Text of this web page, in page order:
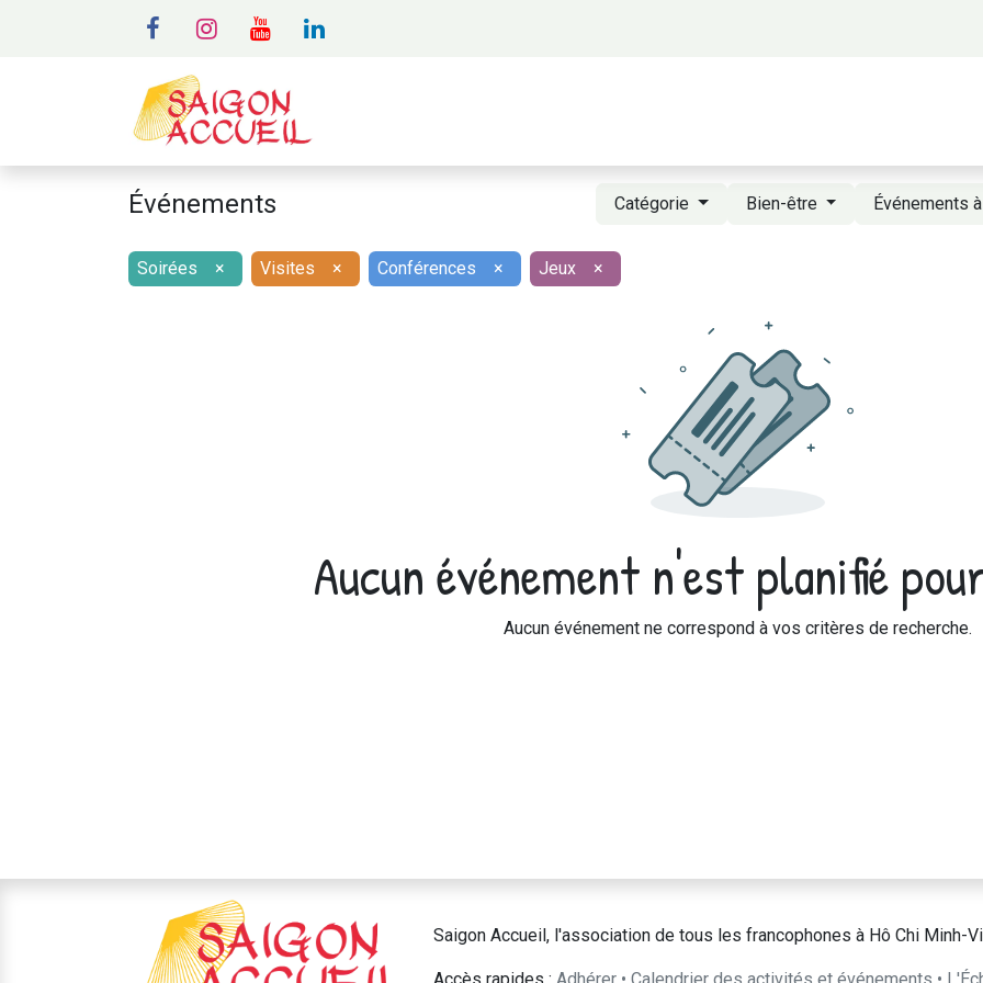
Événements Catégorie Bien-être Événements
Soirées × Visites × Conférences × Jeux ×
Aucun événement n'est planifié
Aucun événement ne correspond à vos critères de recherche.
Saigon Accueil, l'association de tous les francophones à Hô Chi Minh-